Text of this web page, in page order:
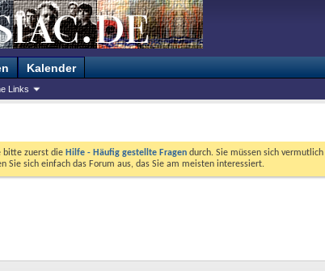
Links
Kalender
bitte zuerst die Hilfe - Häufig gestellte Fragen durch. Sie müssen sich vermutlich
Sie sich einfach das Forum aus, das Sie am meisten interessiert.